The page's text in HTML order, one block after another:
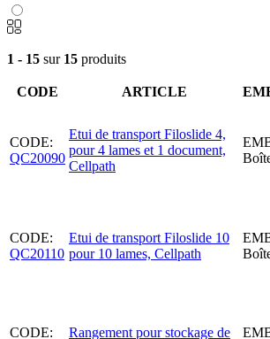
1 - 15 sur 15 produits
CODE ARTICLE
CODE:
QC20090
Etui de transport Filoslide 4,
pour 4 lames et 1 document,
Cellpath
CODE:
QC20110
Etui de transport Filoslide 10
pour 10 lames, Cellpath
CODE: Rangement pour stockage de